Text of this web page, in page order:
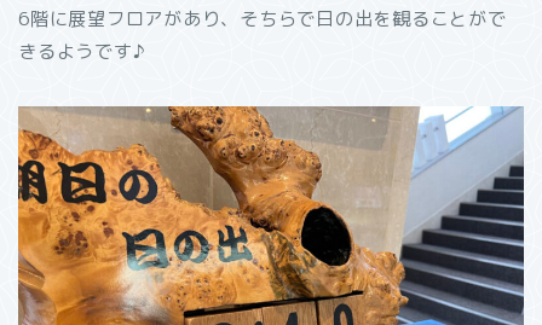
6階に展望フロアがあり、そちらで日の出を観ることがで
きるようです♪